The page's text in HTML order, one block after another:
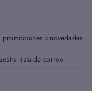
y novedades